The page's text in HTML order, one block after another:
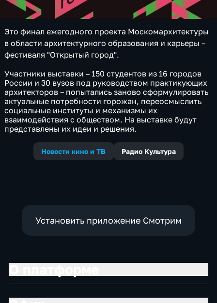
Это финал ежегодного проекта Москомархитектуры
в области архитектурного образования и карьеры –
фестиваля "Открытый город".
Участники выставки – 150 студентов из 16 городов
России и 30 вузов под руководством практикующих
архитекторов – попытались заново сформулировать
актуальные потребности горожан, переосмыслить
социальные институты и механизмы их
взаимодействия с обществом. На выставке будут
представлены их идеи и решения.
Новости кино и ТВ Радио Культура
Установить приложение Смотрим